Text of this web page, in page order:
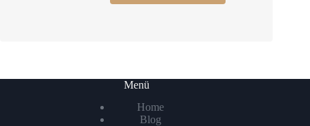
Menü
Home
Blog